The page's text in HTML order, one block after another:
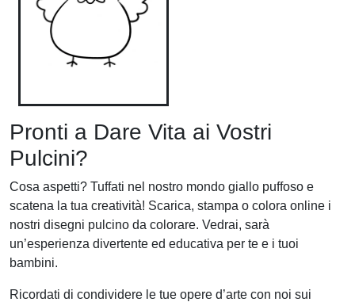
Pronti a Dare Vita ai Vostri
Pulcini?
Cosa aspetti? Tuffati nel nostro mondo giallo puffoso e
scatena la tua creatività! Scarica, stampa o colora online i
nostri disegni pulcino da colorare. Vedrai, sarà
un’esperienza divertente ed educativa per te e i tuoi
bambini.
Ricordati di condividere le tue opere d’arte con noi sui